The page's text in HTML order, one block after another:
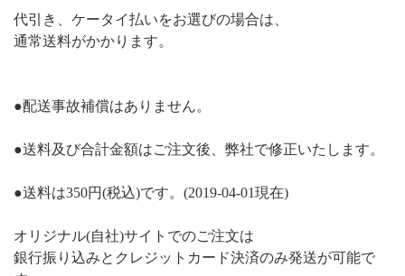
代引き、ケータイ払いをお選びの場合は、
通常送料がかかります。
●配送事故補償はありません。
●送料及び合計金額はご注文後、弊社で修正いたします。
●送料は350円(税込)です。(2019-04-01現在)
オリジナル(自社)サイトでのご注文は
銀行振り込みとクレジットカード決済のみ発送が可能で